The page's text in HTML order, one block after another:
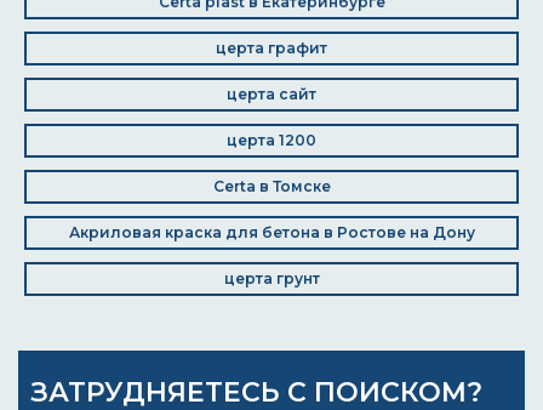
церта графит
церта сайт
церта 1200
Certa в Томске
Акриловая краска для бетона в Ростове на Дону
церта грунт
ЗАТРУДНЯЕТЕСЬ С ПОИСКОМ?